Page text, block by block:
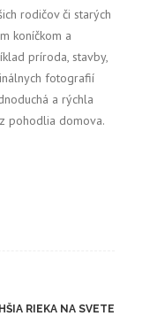
rodičov či starých
koníčkom a
príroda, stavby,
fotografií
a rýchla
pohodlia domova.
RIEKA NA SVETE